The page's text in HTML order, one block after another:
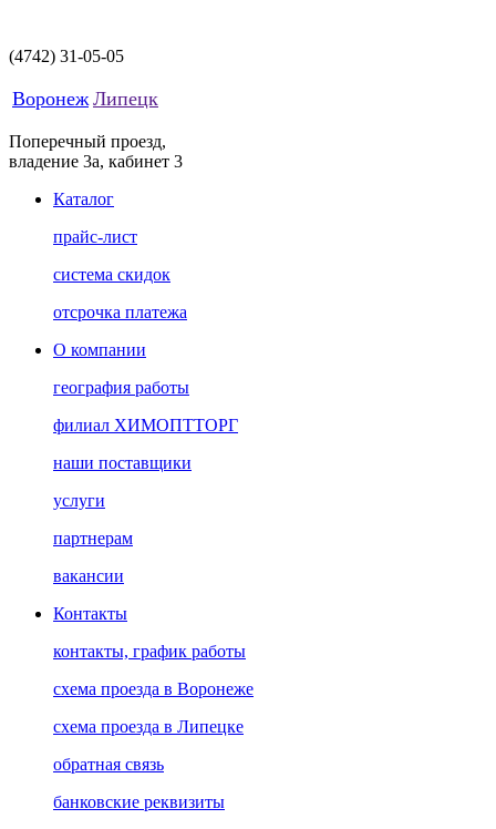
(4742) 31-05-05
Воронеж Липецк
Поперечный проезд,
владение 3а, кабинет 3
Каталог
прайс-лист
система скидок
отсрочка платежа
О компании
география работы
филиал ХИМОПТТОРГ
наши поставщики
услуги
партнерам
вакансии
Контакты
контакты, график работы
схема проезда в Воронеже
схема проезда в Липецке
обратная связь
банковские реквизиты